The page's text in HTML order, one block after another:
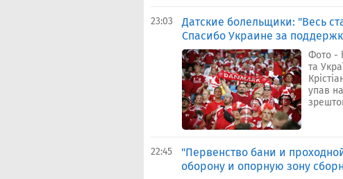
23:03
Датские болельщики: "Весь
Спасибо Украине за
Фото -
та
упав
22:45
"Первенство бани и
оборону и опорную зону